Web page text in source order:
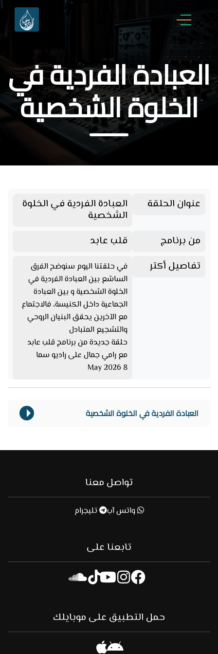
العبادة الفردية في
الخلوة الشخصية
عنوان الحلقة العبادة الفردية في الخلوة
الشخصية
من برنامج
قلب عابد
تفاصيل أكتر
في حلقتنا اليوم سنوضح الفرق
الساشع بين العبادة الفردية في
الخلوة الشخصية و بين العبادة
الجماعية داخل الكنيسة، فالاجتماع
مع الآخرين يحقق البنيان الروحي
والتشجيع المتبادل
حلقة جديدة من برنامج قلب عابد
مع رامي جمال على راديو سما
8 May 2026
العبادة الفردية في الخلوة الشخصية
تواصل معنا
واتس آب تليجرام
تابعنا على
حمل التطبيق على موبايلك